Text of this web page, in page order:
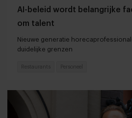
AI-beleid wordt belangrijke
om talent
Nieuwe generatie
duidelijke grenzen
Restaurants Personeel